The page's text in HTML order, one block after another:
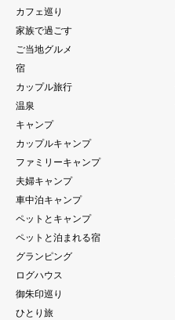
カフェ巡り
家族で過ごす
ご当地グルメ
宿
カップル旅行
温泉
キャンプ
カップルキャンプ
ファミリーキャンプ
夫婦キャンプ
車中泊キャンプ
ペットとキャンプ
ペットと泊まれる宿
グランピング
ログハウス
御朱印巡り
ひとり旅